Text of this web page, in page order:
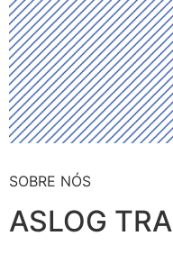
SOBRE NÓS
ASLOG